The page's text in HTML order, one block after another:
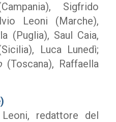
Sigfrido
Leoni (Marche),
(Puglia), Saul Caia,
Luca Lunedì;
(Toscana), Raffaella
redattore del